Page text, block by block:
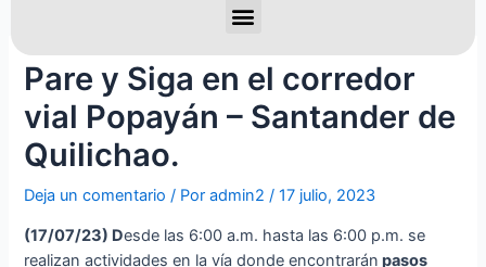
Pare y Siga en el corredor
vial Popayán – Santander de
Quilichao.
Deja un comentario / Poradmin2 /17 julio, 2023
(17/07/23) Desde las 6:00 a.m. hasta las 6:00 p.m. se
realizan actividades en la vía donde encontrarán pasos